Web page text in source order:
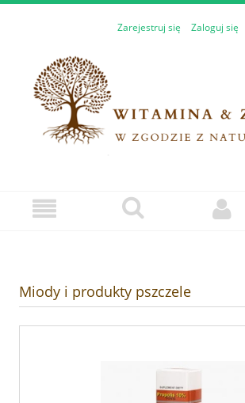
Zarejestruj się Zaloguj się
Miody i produkty pszczele